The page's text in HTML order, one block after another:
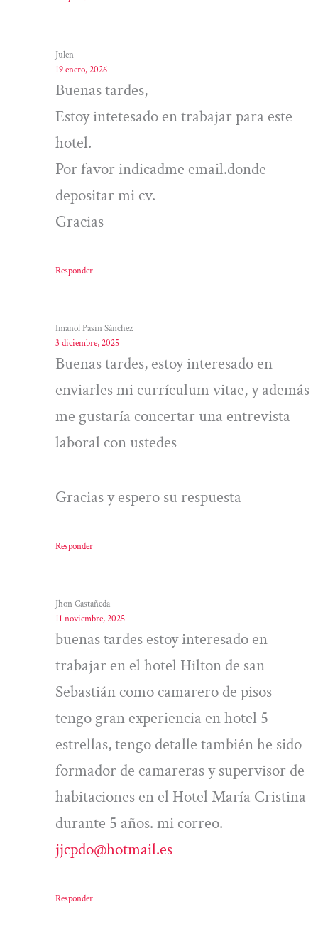
Julen
19 enero, 2026
Buenas tardes,
Estoy intetesado en trabajar para este
hotel.
Por favor indicadme email.donde
depositar mi cv.
Gracias
Responder
Imanol Pasin Sánchez
3 diciembre, 2025
Buenas tardes, estoy interesado en
enviarles mi currículum vitae, y además
me gustaría concertar una entrevista
laboral con ustedes
Gracias y espero su respuesta
Responder
Jhon Castañeda
11 noviembre, 2025
buenas tardes estoy interesado en
trabajar en el hotel Hilton de san
Sebastián como camarero de pisos
tengo gran experiencia en hotel 5
estrellas, tengo detalle también he sido
formador de camareras y supervisor de
habitaciones en el Hotel María Cristina
durante 5 años. mi correo.
jjcpdo@hotmail.es
Responder